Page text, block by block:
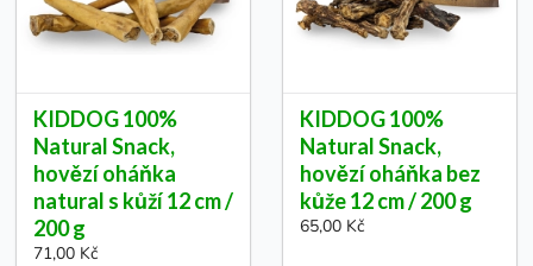
KIDDOG 100%
Natural Snack,
hovězí oháňka
natural s kůží 12 cm /
200 g
71,00 Kč
KIDDOG 100%
Natural Snack,
hovězí oháňka bez
kůže 12 cm / 200 g
65,00 Kč